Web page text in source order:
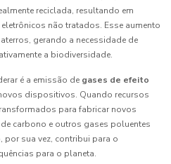
reciclada, resultando em
não tratados. Esse aumento
gerando a necessidade de
a biodiversidade.
é a emissão de gases de efeito
dispositivos. Quando recursos
para fabricar novos
carbono e outros gases poluentes
por sua vez, contribui para o
para o planeta.